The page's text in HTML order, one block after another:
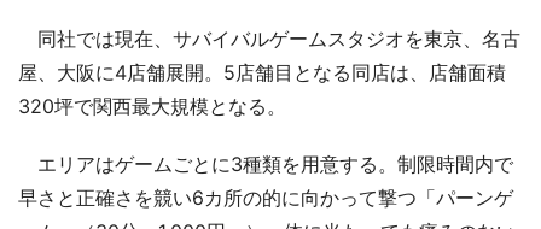
同社では現在、サバイバルゲームスタジオを東京、名古
屋、大阪に4店舗展開。5店舗目となる同店は、店舗面積
320坪で関西最大規模となる。
エリアはゲームごとに3種類を用意する。制限時間内で
早さと正確さを競い6カ所の的に向かって撃つ「パーンゲ